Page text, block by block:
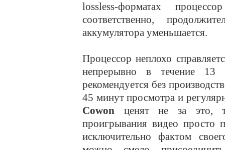
lossless-форматах
соответственно,
аккумулятора уменьшается.
Процессор неплохо
непрерывно в течение
рекомендуется без
45 минут просмотра и
Cowon ценят не за это,
проигрывания видео
исключительно фактом